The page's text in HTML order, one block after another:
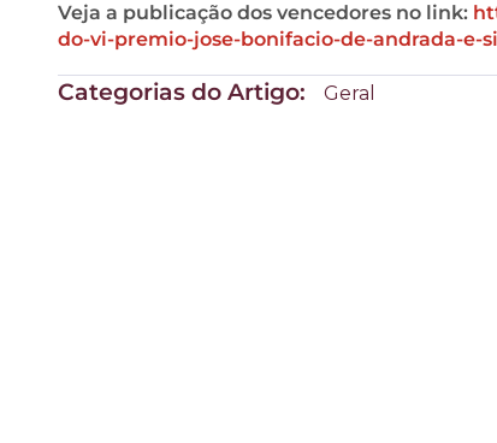
Veja a publicação dos vencedores no link:
do-vi-premio-jose-bonifacio-de-andrada-e-
Categorias do Artigo: Geral